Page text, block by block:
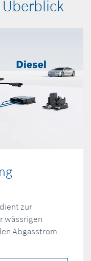
Überblick
zur
wässrigen
Abgasstrom.